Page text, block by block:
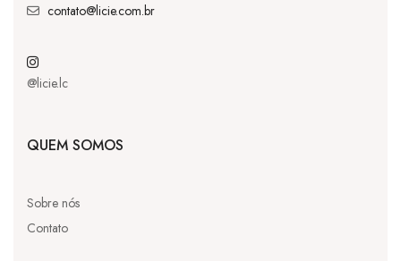
contato@licie.com.br
@licie.lc
QUEM SOMOS
Sobre nós
Contato